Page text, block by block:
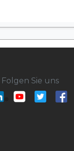
Folgen Sie uns